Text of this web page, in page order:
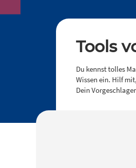
Tools
Du kennst tolles
Wissen ein. Hilf
Dein